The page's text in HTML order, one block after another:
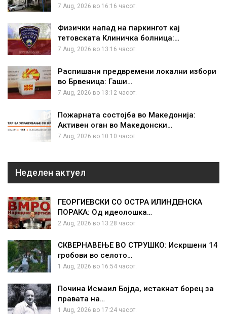
7 Aug, 2026 во 16:16 часот.
Физички напад на паркингот кај
тетовската Клиничка болница:…
7 Aug, 2026 во 13:16 часот.
Распишани предвремени локални избори
во Брвеница: Гаши…
7 Aug, 2026 во 13:12 часот.
Пожарната состојба во Македонија:
Активен оган во Македонски…
7 Aug, 2026 во 10:10 часот.
Неделен актуел
ГЕОРГИЕВСКИ СО ОСТРА ИЛИНДЕНСКА
ПОРАКА: Од идеолошка…
2 Aug, 2026 во 13:28 часот.
СКВЕРНАВЕЊЕ ВО СТРУШКО: Искршени 14
гробови во селото…
1 Aug, 2026 во 16:54 часот.
Почина Исмаил Бојда, истакнат борец за
правата на…
1 Aug, 2026 во 17:24 часот.